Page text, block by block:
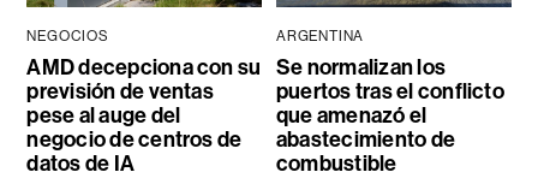
NEGOCIOS
AMD decepciona con su
previsión de ventas
pese al auge del
negocio de centros de
datos de IA
ARGENTINA
Se normalizan los
puertos tras el conflicto
que amenazó el
abastecimiento de
combustible